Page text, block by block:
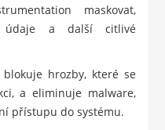
maskovat,
údaje a další citlivé
hrozby, které se
a eliminuje malware,
přístupu do systému.